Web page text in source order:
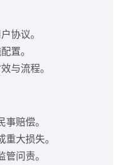
协议。
置。
与流程。
赔偿。
大损失。
问责。